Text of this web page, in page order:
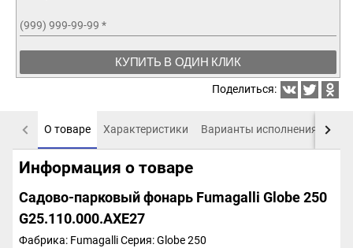
(999) 999-99-99 *
КУПИТЬ В ОДИН КЛИК
Поделиться:
О товаре Характеристики Варианты исполнения
Информация о товаре
Садово-парковый фонарь Fumagalli Globe 250
G25.110.000.AXE27
Фабрика: FumagalliСерия: Globe 250